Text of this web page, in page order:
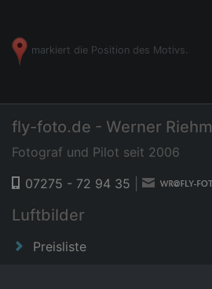
markiert die Position des Motivs.
fly-foto.de - Werner Riehm
Fotograf und Pilot seit 2006
07275 - 72 94 35
Luftbilder
Preisliste